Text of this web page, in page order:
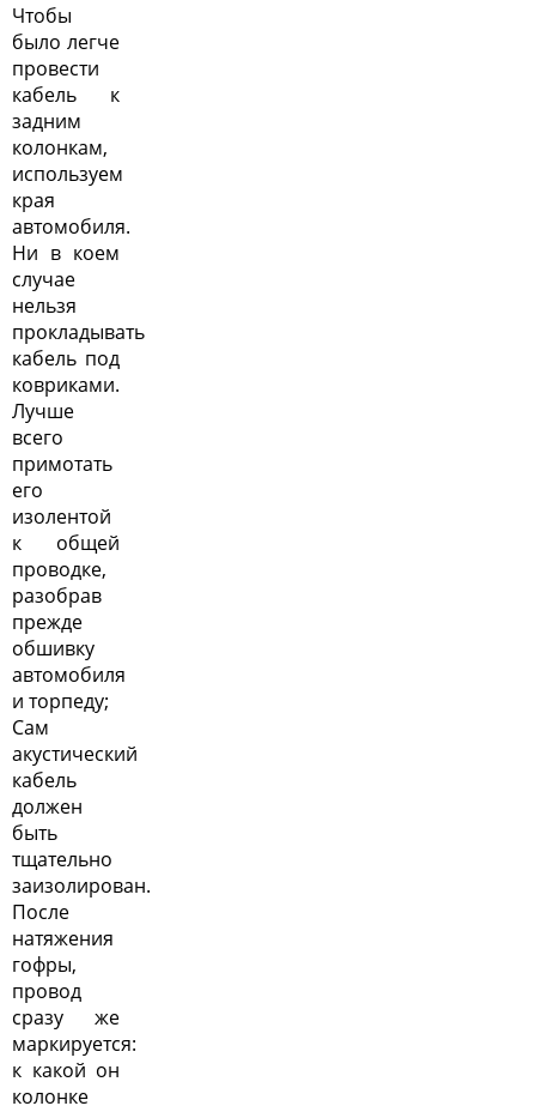
Чтобы
было легче
провести
кабель к
задним
колонкам,
используем
края
автомобиля.
Ни в коем
случае
нельзя
прокладывать
кабель под
ковриками.
Лучше
всего
примотать
его
изолентой
к общей
проводке,
разобрав
прежде
обшивку
автомобиля
и торпеду;
Сам
акустический
кабель
должен
быть
тщательно
заизолирован.
После
натяжения
гофры,
провод
сразу же
маркируется:
к какой он
колонке